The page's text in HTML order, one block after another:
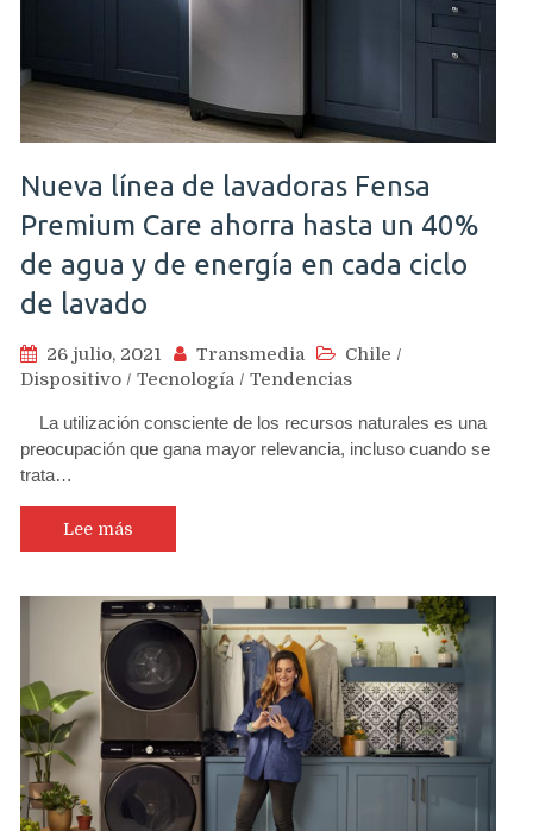
Nueva línea de lavadoras Fensa
Premium Care ahorra hasta un 40%
de agua y de energía en cada ciclo
de lavado
26 julio, 2021 Transmedia Chile /
Dispositivo / Tecnología / Tendencias
La utilización consciente de los recursos naturales es una
preocupación que gana mayor relevancia, incluso cuando se
trata…
Lee más